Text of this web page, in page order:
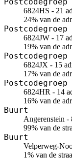
6824HS - 21
24% van de
Postcodegroep
6824JW - 17
19% van de
Postcodegroep
6824JX - 15
17% van de
Postcodegroep
6824HR - 14
16% van de
Buurt
Angerenstein -
99% van de
Buurt
Velperweg-
1% van de